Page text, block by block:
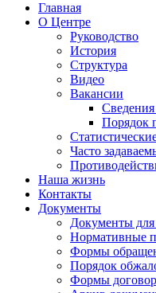
Главная
О Центре
Руководство
История
Структура
Видео
Вакансии
Порядок
Часто
Наша жизнь
Контакты
Документы
Документы для
Нормативные
Формы
Порядок
Формы